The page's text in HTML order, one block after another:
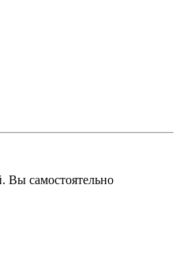
Вы самостоятельно